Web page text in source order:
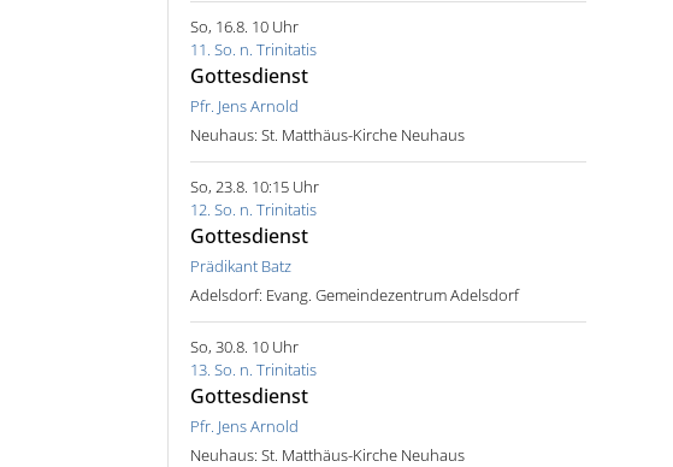
So, 16.8. 10 Uhr
11. So. n. Trinitatis
Gottesdienst
Pfr. Jens Arnold
Neuhaus:St. Matthäus-Kirche Neuhaus
So, 23.8. 10:15 Uhr
12. So. n. Trinitatis
Gottesdienst
Prädikant Batz
Adelsdorf: Evang. Gemeindezentrum Adelsdorf
So, 30.8. 10 Uhr
13. So. n. Trinitatis
Gottesdienst
Pfr. Jens Arnold
Neuhaus:St. Matthäus-Kirche Neuhaus